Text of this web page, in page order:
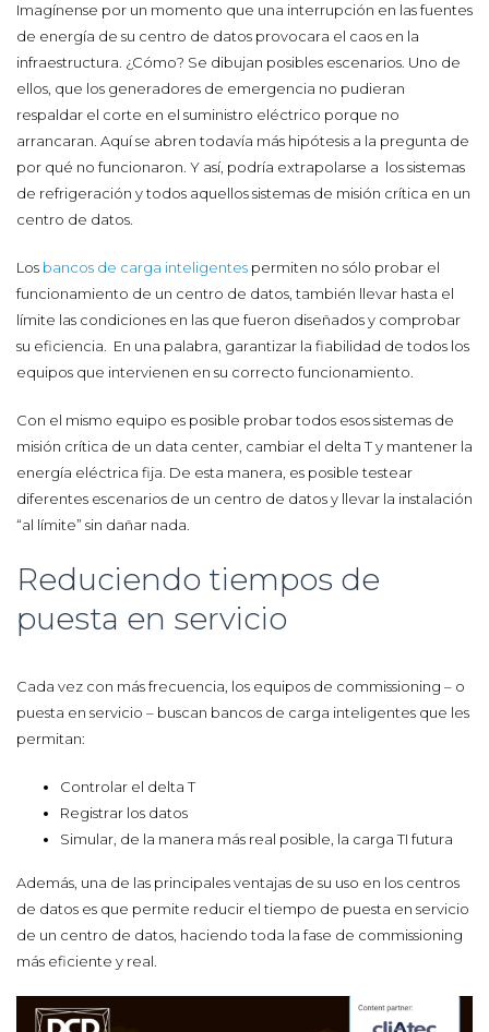
Imagínense por un momento que una interrupción en las fuentes
de energía de su centro de datos provocara el caos en la
infraestructura. ¿Cómo? Se dibujan posibles escenarios. Uno de
ellos, que los generadores de emergencia no pudieran
respaldar el corte en el suministro eléctrico porque no
arrancaran. Aquí se abren todavía más hipótesis a la pregunta de
por qué no funcionaron. Y así, podría extrapolarse a los sistemas
de refrigeración y todos aquellos sistemas de misión crítica en un
centro de datos.
Los bancos de carga inteligentes permiten no sólo probar el
funcionamiento de un centro de datos, también llevar hasta el
límite las condiciones en las que fueron diseñados y comprobar
su eficiencia.
En una palabra, garantizar la fiabilidad de todos los
equipos que intervienen en su correcto funcionamiento.
Con el mismo equipo es posible probar todos esos sistemas de
misión crítica de un data center, cambiar el delta T y mantener la
energía eléctrica fija. De esta manera, es posible testear
diferentes escenarios de un centro de datos y llevar la instalación
“al límite” sin dañar nada.
Reduciendo tiempos de
puesta en servicio
Cada vez con más frecuencia, los equipos de commissioning – o
puesta en servicio – buscan bancos de carga inteligentes que les
permitan:
Controlar el delta T
Registrar los datos
Simular, de la manera más real posible, la carga TI futura
Además, una de las principales ventajas de su uso en los centros
de datos es que permite reducir el tiempo de puesta en servicio
de un centro de datos, haciendo toda la fase de commissioning
más eficiente y real.